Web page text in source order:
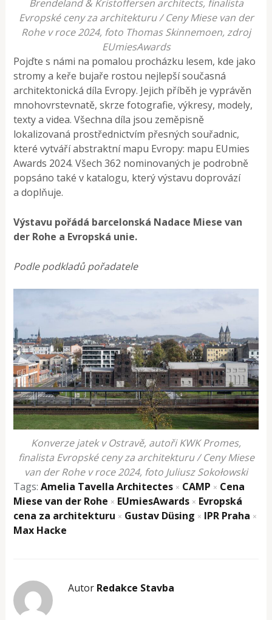
Brendeland & Kristoffersen architects, finalista
Evropské ceny za architekturu / Ceny Miese van der
Rohe v roce 2024, foto Thomas Skinnemoen, zdroj
EUmiesAwards
Pojďte s námi na pomalou procházku lesem, kde jako
stromy a keře bujaře rostou nejlepší současná
architektonická díla Evropy. Jejich příběh je vyprávěn
mnohovrstevnatě, skrze fotografie, výkresy, modely,
texty a videa. Všechna díla jsou zeměpisně
lokalizovaná prostřednictvím přesných souřadnic,
které vytváří abstraktní mapu Evropy: mapu EUmies
Awards 2024. Všech 362 nominovaných je podrobně
popsáno také v katalogu, který výstavu doprovází
a doplňuje.
Výstavu pořádá barcelonská Nadace Miese van
der Rohe a Evropská unie.
Podle podkladů pořadatele
Konverze jatek v Ostravě, autoři KWK Promes,
finalista Evropské ceny za architekturu / Ceny Miese
van der Rohe v roce 2024, foto Juliusz Sokołowski
Tags:Amelia Tavella Architectes × CAMP × Cena
Miese van der Rohe × EUmiesAwards × Evropská
cena za architekturu × Gustav Düsing × IPR Praha ×
Max Hacke
Autor Redakce Stavba